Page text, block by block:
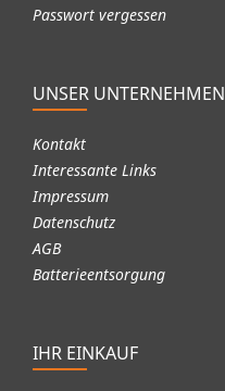
Passwort vergessen
UNSER UNTERNEHMEN
Kontakt
Interessante Links
Impressum
Datenschutz
AGB
Batterieentsorgung
IHR EINKAUF